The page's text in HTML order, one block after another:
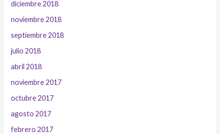
diciembre 2018
noviembre 2018
septiembre 2018
julio 2018
abril 2018
noviembre 2017
octubre 2017
agosto 2017
febrero 2017